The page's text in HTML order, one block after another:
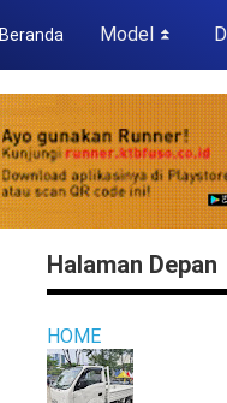
Beranda Model ⏬
Halaman Depan
HOME